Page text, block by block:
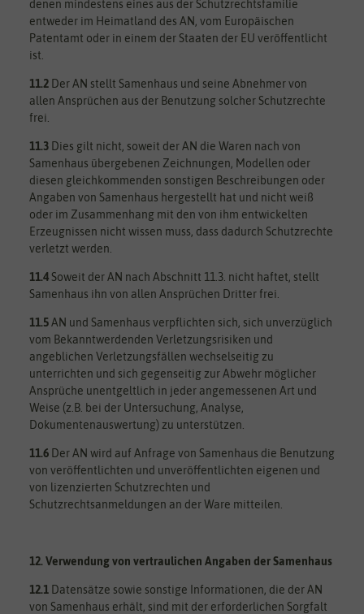
denen mindestens eines aus der Schutzrechtsfamilie
entweder im Heimatland des AN, vom Europäischen
Patentamt oder in einem der Staaten der EU veröffentlicht
ist.
11.2 Der AN stellt Samenhaus und seine Abnehmer von
allen Ansprüchen aus der Benutzung solcher Schutzrechte
frei.
11.3 Dies gilt nicht, soweit der AN die Waren nach von
Samenhaus übergebenen Zeichnungen, Modellen oder
diesen gleichkommenden sonstigen Beschreibungen oder
Angaben von Samenhaus hergestellt hat und nicht weiß
oder im Zusammenhang mit den von ihm entwickelten
Erzeugnissen nicht wissen muss, dass dadurch Schutzrechte
verletzt werden.
11.4 Soweit der AN nach Abschnitt 11.3. nicht haftet, stellt
Samenhaus ihn von allen Ansprüchen Dritter frei.
11.5AN und Samenhaus verpflichten sich, sich unverzüglich
vom Bekanntwerdenden Verletzungsrisiken und
angeblichen Verletzungsfällen wechselseitig zu
unterrichten und sich gegenseitig zur Abwehr möglicher
Ansprüche unentgeltlich in jeder angemessenen Art und
Weise (z.B. bei der Untersuchung, Analyse,
Dokumentenauswertung) zu unterstützen.
11.6 Der AN wird auf Anfrage von Samenhaus die Benutzung
von veröffentlichten und unveröffentlichten eigenen und
von lizenzierten Schutzrechten und
Schutzrechtsanmeldungen an der Ware mitteilen.
12. Verwendung von vertraulichen Angaben der Samenhaus
12.1 Datensätze sowie sonstige Informationen, die der AN
von Samenhaus erhält, sind mit der erforderlichen Sorgfalt